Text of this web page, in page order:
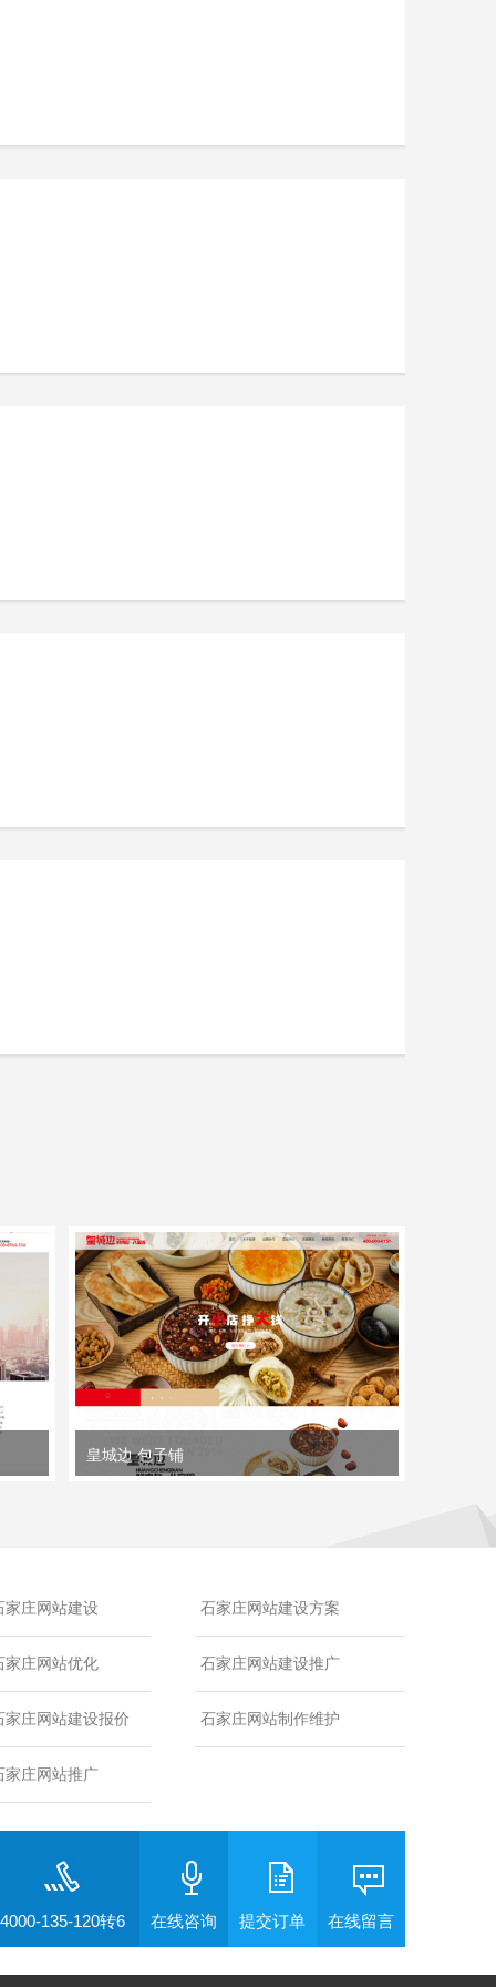
皇城边 包子铺
家庄网站建设
家庄网站优化
家庄网站建设报价
家庄网站推广
石家庄网站建设方案
石家庄网站建设推广
石家庄网站制作维护
4000-135-120转6 在线咨询 提交订单 在线留言